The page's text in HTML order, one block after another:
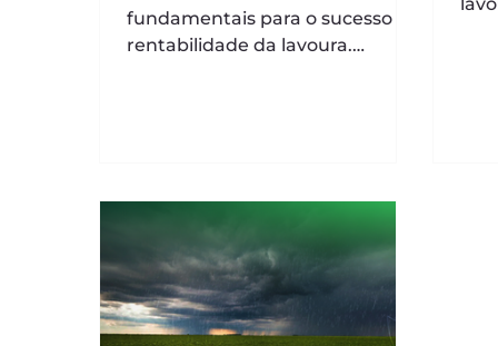
fundamentais para o sucesso e
rentabilidade da lavoura.